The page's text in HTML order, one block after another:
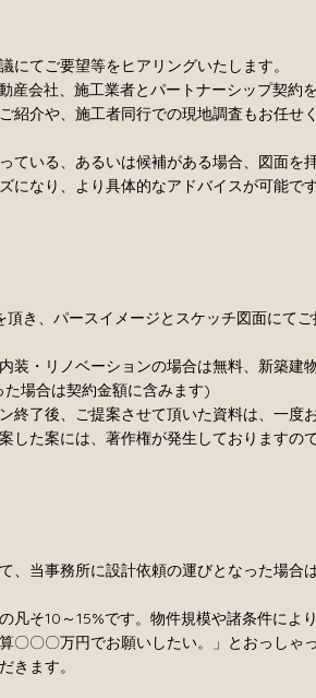
にてご要望等をヒアリングいたします。
産会社、施工業者とパートナーシップ契約を
紹介や、施工者同行での現地調査もお任せく
ている、あるいは候補がある場合、図面を
になり、より具体的なアドバイスが可能です
頂き、パースイメージとスケッチ図面にてご
装・リノベーションの場合は無料、新築建
場合は契約金額に含みます)
終了後、ご提案させて頂いた資料は、一度
した案には、著作権が発生しておりますの
、当事務所に設計依頼の運びとなった場合
凡そ10～15%です。物件規模や諸条件によ
算〇〇〇万円でお願いしたい。」とおっし
きます。